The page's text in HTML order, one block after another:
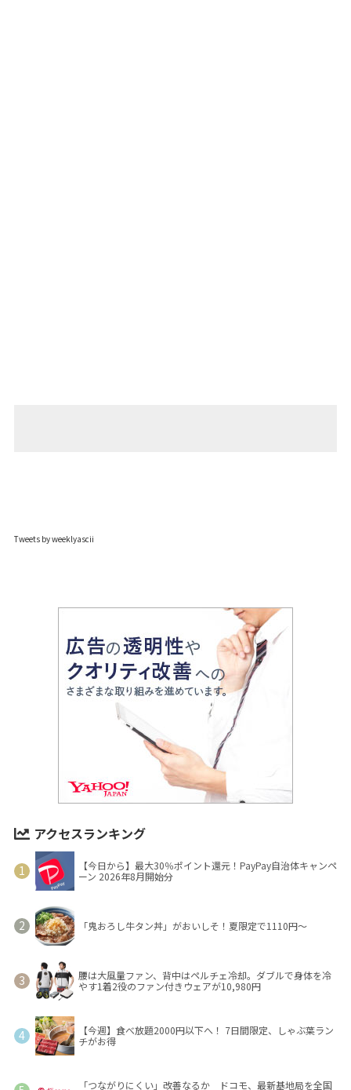
Tweets by weeklyascii
アクセスランキング
【今日から】最大30％ポイント還元！PayPay自治体キャンペ
ーン 2026年8月開始分
「鬼おろし牛タン丼」がおいしそ！夏限定で1110円～
腰は大風量ファン、背中はペルチェ冷却。ダブルで身体を冷
やす1着2役のファン付きウェアが10,980円
【今週】食べ放題2000円以下へ！ 7日間限定、しゃぶ葉ラン
チがお得
「つながりにくい」改善なるか ドコモ、最新基地局を全国